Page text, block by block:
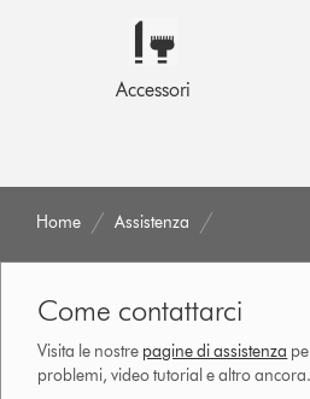
Accessori
Home Assistenza
Come contattarci
Visita le nostre pagine di assistenza
problemi, video tutorial e altro ancora.